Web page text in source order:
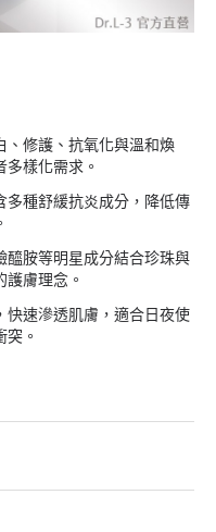
、修護、抗氧化與溫和煥
樣化需求。
多種舒緩抗炎成分，降低傳
醯胺等明星成分結合珍珠與
膚理念。
快速滲透肌膚，適合日夜使
。